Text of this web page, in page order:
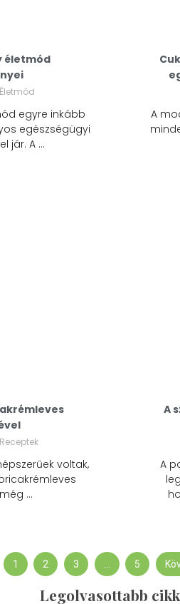
életmód
Életmód
egyre inkább
egészségügyi
jár. A …
A
Receptek
voltak,
…
A
A
1 2 3 5
Legolvasottabb